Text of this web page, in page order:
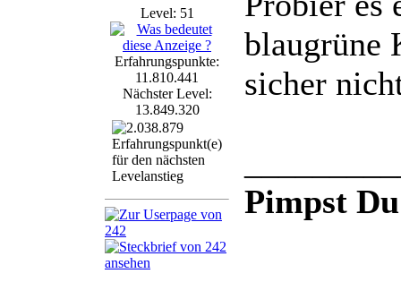
Level: 51
Erfahrungspunkte:
11.810.441
Nächster Level:
13.849.320
blaugrüne
sicher
Pimpst